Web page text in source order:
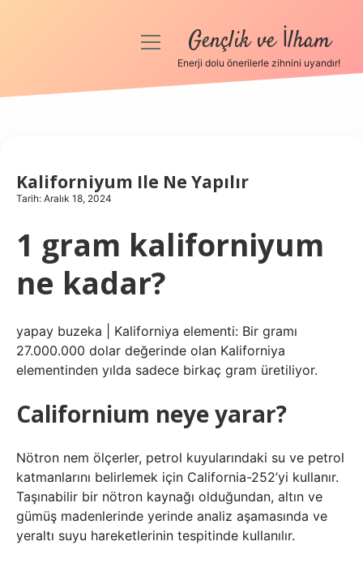
Anasayfa
Hakkımızda
menüyüGençlik ve İlham
Enerji dolu önerilerle zihnini uyandır!
Kaliforniyum Ile Ne Yapılır
Tarih: Aralık 18, 2024
1 gram kaliforniyum
ne kadar?
yapay buzeka | Kaliforniya elementi: Bir gramı
27.000.000 dolar değerinde olan Kaliforniya
elementinden yılda sadece birkaç gram üretiliyor.
Californium neye yarar?
Nötron nem ölçerler, petrol kuyularındaki su ve petrol
katmanlarını belirlemek için California-252’yi kullanır.
Taşınabilir bir nötron kaynağı olduğundan, altın ve
gümüş madenlerinde yerinde analiz aşamasında ve
yeraltı suyu hareketlerinin tespitinde kullanılır.